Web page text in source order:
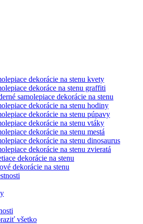
dekorácie na stenu kvety
dekoráce na stenu graffiti
samolepiace dekorácie na stenu
dekorácie na stenu hodiny
dekorácie na stenu púpavy
dekorácie na stenu vtáky
dekorácie na stenu mestá
dekorácie na stenu dinosaurus
dekorácie na stenu zvieratá
dekorácie na stenu
dekorácie na stenu
všetko